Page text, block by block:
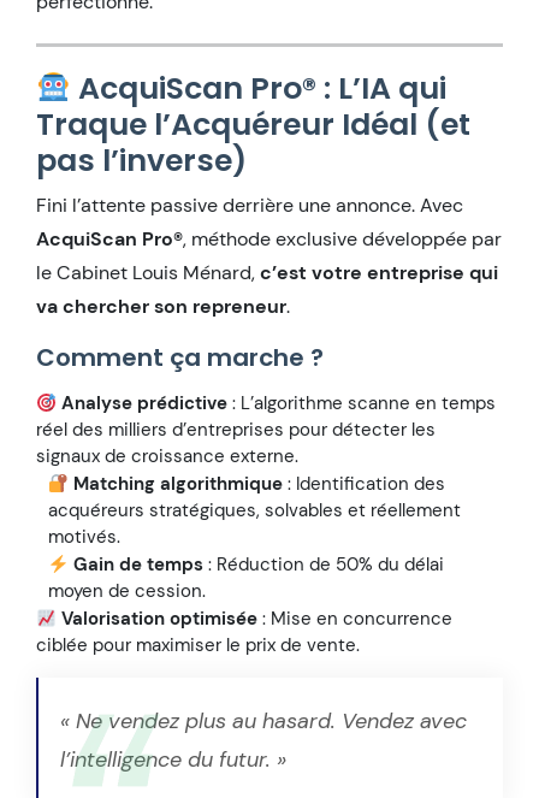
AcquiScan Pro® : L’IA qui
Traque l’Acquéreur Idéal (et
pas l’inverse)
Fini l’attente passive derrière une annonce. Avec
AcquiScan Pro®, méthode exclusive développée par
le Cabinet Louis Ménard,c’est votre entreprise qui
va chercher son repreneur.
Comment ça marche ?
Analyse prédictive : L’algorithme scanne en temps
réel des milliers d’entreprises pour détecter les
signaux de croissance externe.
Matching algorithmique : Identification des
acquéreurs stratégiques, solvables et réellement
motivés.
Gain de temps : Réduction de 50% du délai
moyen de cession.
Valorisation optimisée : Mise en concurrence
ciblée pour maximiser le prix de vente.
« Ne vendez plus au hasard. Vendez avec
l’intelligence du futur. »